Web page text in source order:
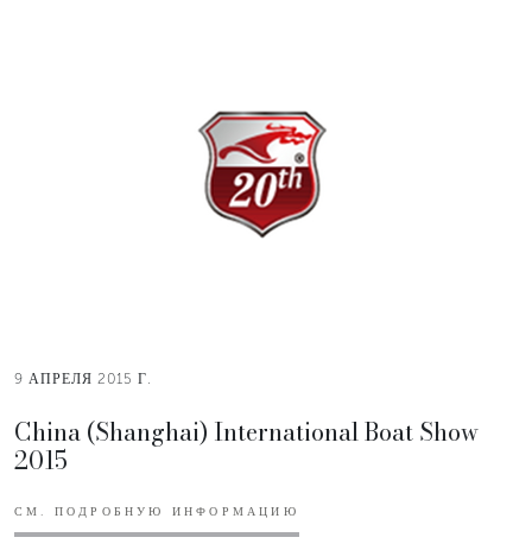
9 АПРЕЛЯ 2015 Г.
China (Shanghai) International Boat Show
2015
СМ. ПОДРОБНУЮ ИНФОРМАЦИЮ